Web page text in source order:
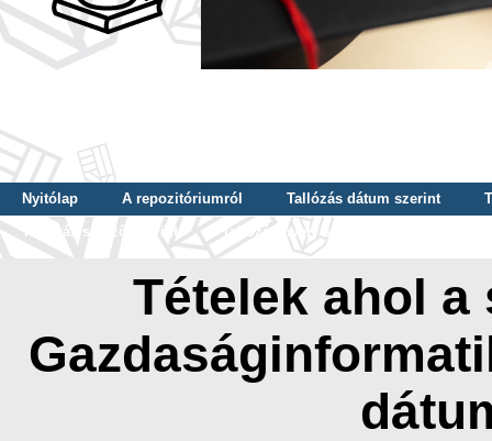
Nyitólap A repozitóriumról Tallózás dátum szerint
Tallózás szerző szerint
Tallózás nyelv szerint
Tételek ahol a